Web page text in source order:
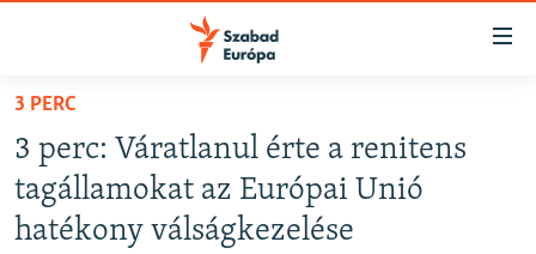
Akadálymentes
Ugrás
fő
oldalra
Ugrás
AKTUÁLIS
PODCASTOK
3 PERC
3 perc: Váratlanul érte a renitens
tagállamokat az Európai Unió
hatékony válságkezelése